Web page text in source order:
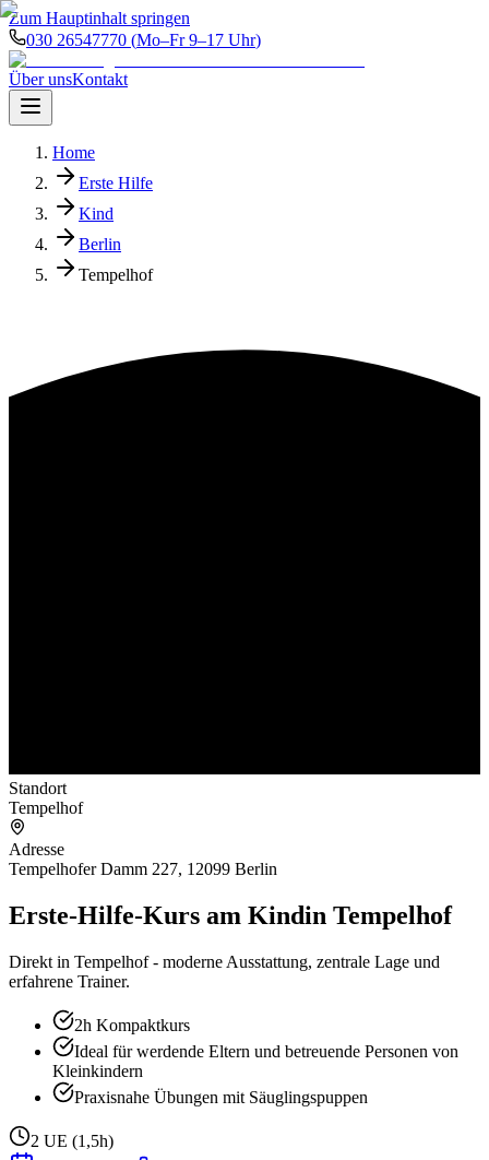
Zum Hauptinhalt springen
030 26547770 (Mo–Fr 9–17 Uhr)
Über unsKontakt
Home
Erste Hilfe
Kind
Berlin
Tempelhof
Standort
Tempelhof
Adresse
Tempelhofer Damm 227, 12099 Berlin
Erste-Hilfe-Kurs am Kindin Tempelhof
Direkt in Tempelhof - moderne Ausstattung, zentrale Lage und
erfahrene Trainer.
2h Kompaktkurs
Ideal für werdende Eltern und betreuende Personen von
Kleinkindern
Praxisnahe Übungen mit Säuglingspuppen
2 UE (1,5h)